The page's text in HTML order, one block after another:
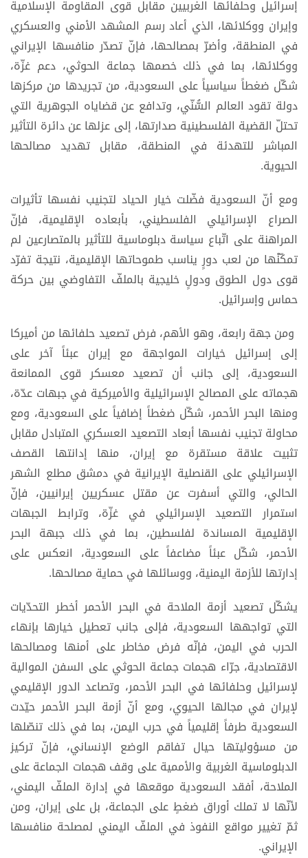
إسرائيل وحلفائها الغربيين مقابل قوى المقاومة الإسلامية
وإيران ووكلائها، الذي أعاد رسم المشهد الأمني والعسكري
في المنطقة، وأضرّ بمصالحها، فإنّ تصدّر منافسها الإيراني
ووكلائها، بما في ذلك خصمها جماعة الحوثي، دعم غزّة،
شكّل ضغطاً سياسياً على السعودية، من تجريدها من مركزها
دولة تقود العالم السُّنّي، وتدافع عن قضاياه الجوهرية التي
تحتلّ القضية الفلسطينية صدارتها، إلى عزلها عن دائرة التأثير
المباشر للتهدئة في المنطقة، مقابل تهديد مصالحها
الحيوية.
ومع أنّ السعودية فضّلت خيار الحياد لتجنيب نفسها تأثيرات
الصراع الإسرائيلي الفلسطيني، بأبعاده الإقليمية، فإنّ
المراهنة على اتّباع سياسة دبلوماسية للتأثير بالمتصارعين لم
تمكّنْها من لعب دورٍ يناسب طموحاتها الإقليمية، نتيجة تفرّد
قوى دول الطوق ودولٍ خليجية بالملفّ التفاوضي بين حركة
حماس وإسرائيل.
ومن جهة رابعة، وهو الأهم، فرض تصعيد حلفائها من أميركا
إلى إسرائيل خيارات المواجهة مع إيران عبئاً آخر على
السعودية، إلى جانب أن تصعيد معسكر قوى الممانعة
هجماته على المصالح الإسرائيلية والأميركية في جبهات عدّة،
ومنها البحر الأحمر، شكّل ضغطاً إضافياً على السعودية، ومع
محاولة تجنيب نفسها أبعاد التصعيد العسكري المتبادل مقابل
تثبيت علاقة مستقرة مع إيران، منها إدانتها القصف
الإسرائيلي على القنصلية الإيرانية في دمشق مطلع الشهر
الحالي، والتي أسفرت عن مقتل عسكريين إيرانيين، فإنّ
استمرار التصعيد الإسرائيلي في غزّة، وترابط الجبهات
الإقليمية المساندة لفلسطين، بما في ذلك جبهة البحر
الأحمر، شكّل عبئاً مضاعفاً على السعودية، انعكس على
إدارتها للأزمة اليمنية، ووسائلها في حماية مصالحها.
يشكّل تصعيد أزمة الملاحة في البحر الأحمر أخطر التحدّيات
التي تواجهها السعودية، فإلى جانب تعطيل خيارها بإنهاء
الحرب في اليمن، فإنّه فرض مخاطر على أمنها ومصالحها
الاقتصادية، جرّاء هجمات جماعة الحوثي على السفن الموالية
لإسرائيل وحلفائها في البحر الأحمر، وتصاعد الدور الإقليمي
لإيران في مجالها الحيوي، ومع أنّ أزمة البحر الأحمر حيّدت
السعودية طرفاً إقليمياً في حرب اليمن، بما في ذلك تنصّلها
من مسؤوليتها حيال تفاقم الوضع الإنساني، فإنّ تركيز
الدبلوماسية الغربية والأممية على وقف هجمات الجماعة على
الملاحة، أفقد السعودية موقعها في إدارة الملفّ اليمني،
لأنّها لا تملك أوراق ضغطٍ على الجماعة، بل على إيران، ومن
ثمّ تغيير مواقع النفوذ في الملفّ اليمني لمصلحة منافسها
الإيراني.